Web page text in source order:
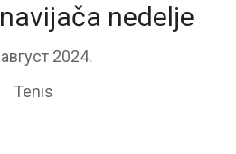
nedelje
2024.
Tenis